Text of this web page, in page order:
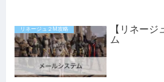
リネージュ２M攻略
【リネー
ム